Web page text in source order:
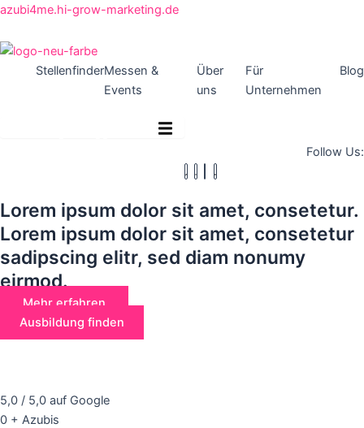
Zum
springen
azubi4me.hi-grow-marketing.de
StellenfinderMessen &
Events
Über
uns
Für
Unternehmen
Blog
Follow Us:
Lorem ipsum dolor sit amet, consetetur.
Lorem ipsum dolor sit amet, consetetur
sadipscing elitr, sed diam nonumy
eirmod.
Mehr erfahren
Ausbildung finden
5,0 / 5,0 auf Google
0 + Azubis